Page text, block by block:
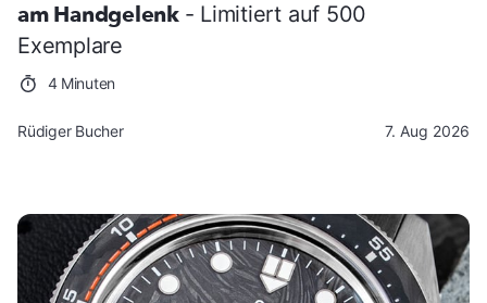
am Handgelenk - Limitiert auf 500
Exemplare
4 Minuten
Rüdiger Bucher 7. Aug 2026